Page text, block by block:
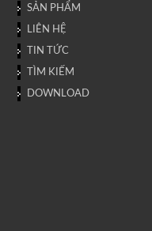
SẢN PHẨM
LIÊN HỆ
TIN TỨC
TÌM KIẾM
DOWNLOAD